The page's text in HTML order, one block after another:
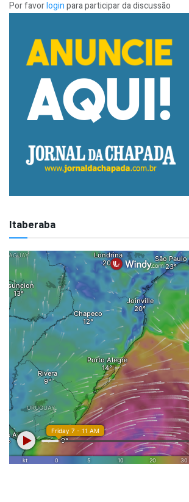
Por favorloginpara participar da discussão
Itaberaba